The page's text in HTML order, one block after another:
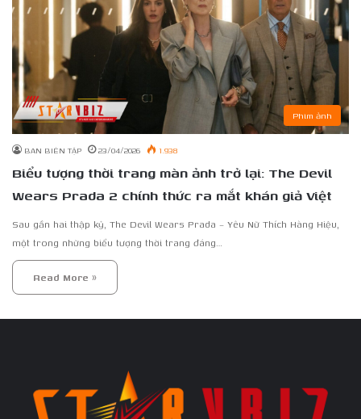
Phim ảnh
BAN BIÊN TẬP 23/04/2026 1.938
Biểu tượng thời trang màn ảnh trở lại: The Devil
Wears Prada 2 chính thức ra mắt khán giả Việt
Sau gần hai thập kỷ, The Devil Wears Prada – Yêu Nữ Thích Hàng Hiệu,
một trong những biểu tượng thời trang đáng…
Read More »